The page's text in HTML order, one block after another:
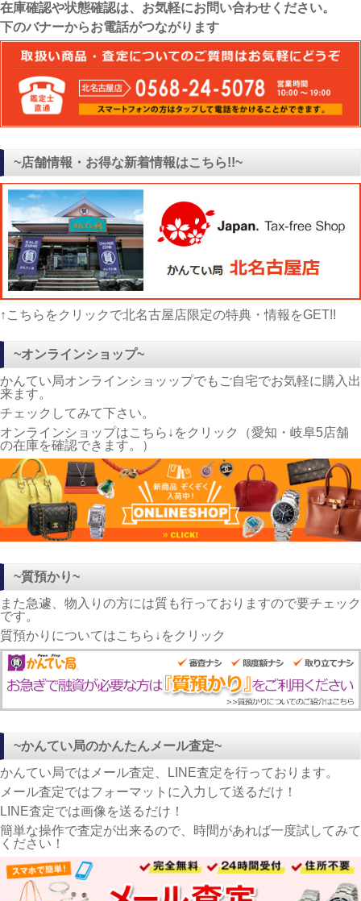
在庫確認や状態確認は、お気軽にお問い合わせください。
下のバナーからお電話がつながります
~店舗情報・お得な新着情報はこちら!!~
↑こちらをクリックで北名古屋店限定の特典・情報をGET!!
~オンラインショップ~
かんてい局オンラインショッップでもご自宅でお気軽に購入出
来ます。
チェックしてみて下さい。
オンラインショップはこちら↓をクリック（愛知・岐阜5店舗
の在庫を確認できます。）
~質預かり~
また急遽、物入りの方には質も行っておりますので要チェック
です。
質預かりについてはこちら↓をクリック
~かんてい局のかんたんメール査定~
かんてい局ではメール査定、LINE査定を行っております。
メール査定ではフォーマットに入力して送るだけ！
LINE査定では画像を送るだけ！
簡単な操作で査定が出来るので、時間があれば一度試してみて
ください！